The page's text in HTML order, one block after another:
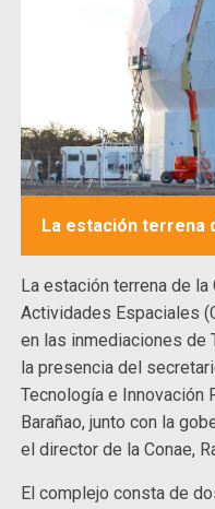
La estación terrena
La estación terrena de
Actividades Espaciales
en las inmediaciones de
la presencia del
Tecnología e Innovación
Barañao, junto con la
el director de la Conae,
El complejo consta de